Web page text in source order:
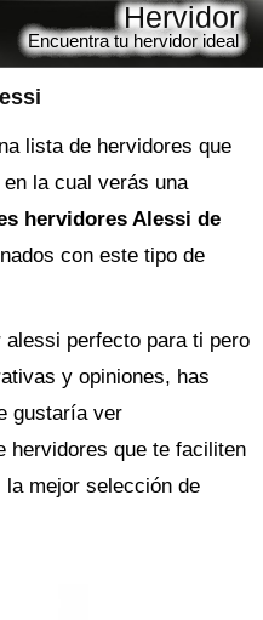
Hervidor
Encuentra tu hervidor ideal
lista de hervidores que
la cual verás una
hervidores Alessi de
con este tipo de
alessi perfecto para ti pero
y opiniones, has
gustaría ver
hervidores que te faciliten
mejor selección de